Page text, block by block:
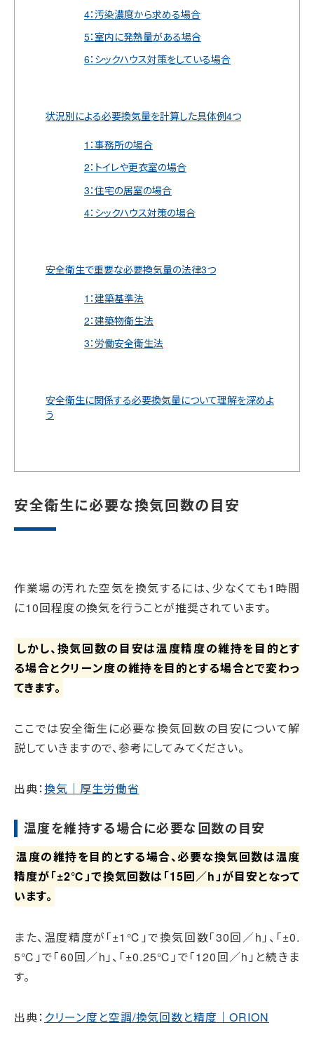
4：汚染濃度から求める場合
5：室内に発熱量がある場合
6：シックハウス対策をしている場合
状況別による必要換気量を計算した具体例4つ
1：事務所の場合
2：トイレや更衣室の場合
3：住宅の居室の場合
4：シックハウス対策の場合
安全衛生で重要な必要換気量の法律3つ
1：建築基準法
2：建築物衛生法
3：労働安全衛生法
安全衛生に関係する必要換気量について理解を深めよ
う
安全衛生に必要な換気回数の目安
作業場の汚れた空気を換気するには、少なくても1時間
に10回程度の換気を行うことが推奨されています。
しかし、換気回数の目安は温度精度の維持を目的とす
る場合とクリーン度の維持を目的とする場合とで変わっ
てきます。
ここでは安全衛生に必要な換気回数の目安について解
説していきますので、参考にしてみてください。
出典：換気｜厚生労働省
温度を維持する場合に必要な回数の目安
温度の維持を目的とする場合、必要な換気回数は温度
精度が「±2℃」で換気回数は「15回／h」が目安となって
います。
また、温度精度が「±1℃」で換気回数「30回／h」、「±0.
5℃」で「60回／h」、「±0.25℃」で「120回／h」と続きま
す。
出典：クリーン度と空調/換気回数と精度｜ORION